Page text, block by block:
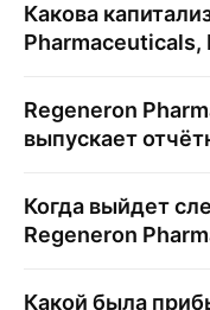
Какова
Pharmaceuticals,
Regeneron
выпускает
Когда выйдет
Regeneron
Какой была